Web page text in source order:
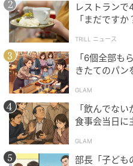
の記事をもっと
レストラン
「まだです
せん」
TRILL ニュース
「6個全部も
きたてのパン
GLAM
「飲んでな
食事会当日に
GLAM
部長「子ども